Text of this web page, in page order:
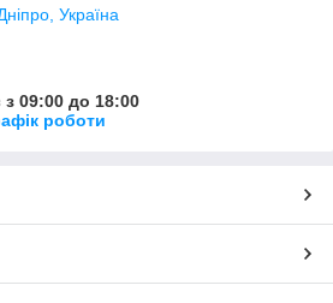
Україна
09:00 до 18:00
роботи